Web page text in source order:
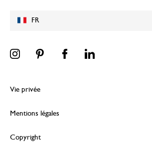
FR
Vie privée
Mentions légales
Copyright